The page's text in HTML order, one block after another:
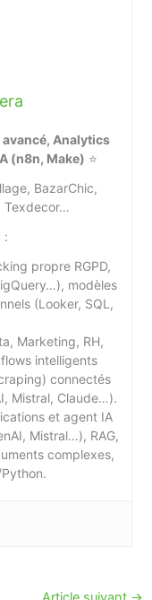
Analytics
(n8n, Make) ⭐
BazarChic,
Texdecor…
:
propre RGPD,
modèles
(Looker, SQL,
Marketing, RH,
intelligents
connectés
Mistral, Claude…).
et agent IA
Mistral…), RAG,
complexes,